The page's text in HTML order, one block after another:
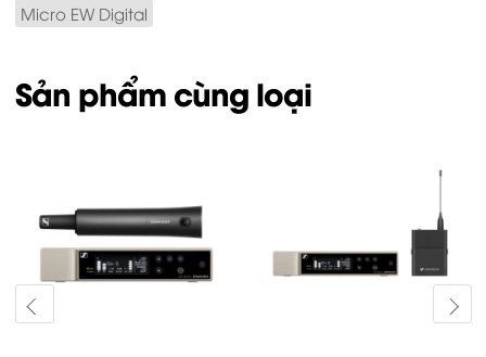
Micro EW Digital
Sản phẩm cùng loại